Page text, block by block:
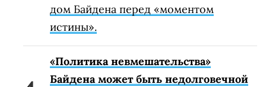
дом Байдена перед «моментом
истины».
«Политика невмешательства»
Байдена может быть недолговечной